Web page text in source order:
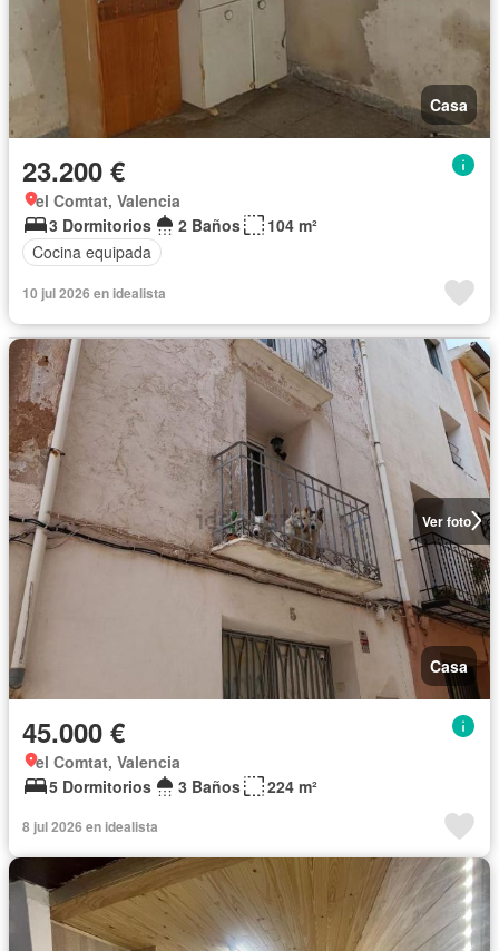
Casa
23.200 €
el Comtat, Valencia
3 Dormitorios
2 Baños
104 m²
Cocina equipada
10 jul 2026 en idealista
Ver foto
Casa
45.000 €
el Comtat, Valencia
5 Dormitorios
3 Baños 224 m²
8 jul 2026 en idealista